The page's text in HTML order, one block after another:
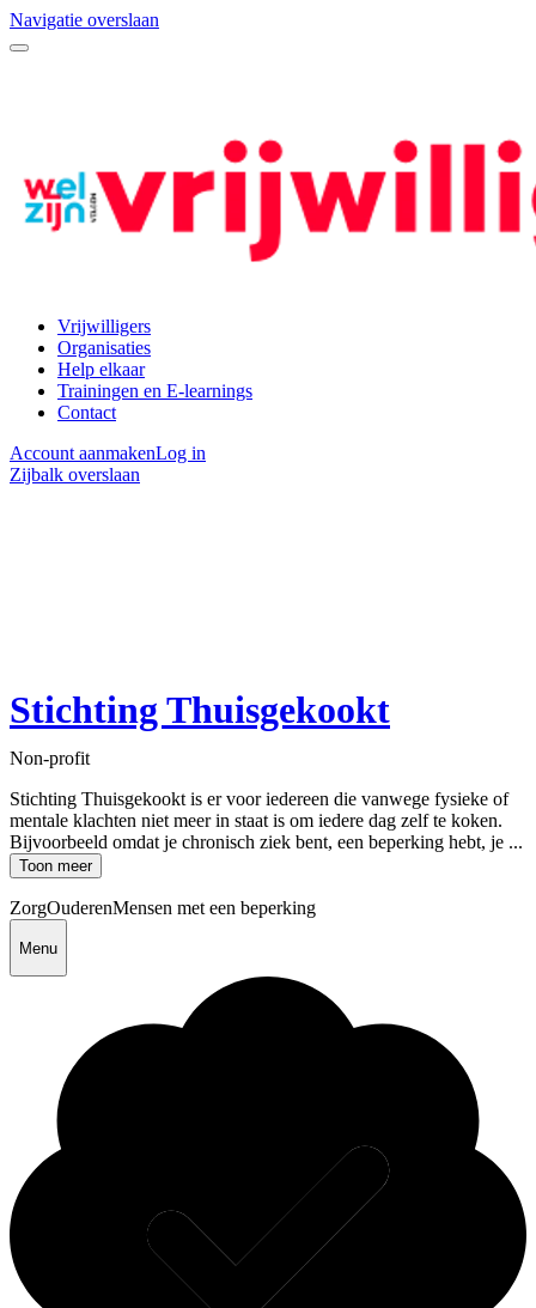
Navigatie overslaan
Vrijwilligers
Organisaties
Help elkaar
Trainingen en E-learnings
Contact
Account aanmakenLog in
Zijbalk overslaan
Stichting Thuisgekookt
Non-profit
Stichting Thuisgekookt is er voor iedereen die vanwege fysieke of
mentale klachten niet meer in staat is om iedere dag zelf te koken.
Bijvoorbeeld omdat je chronisch ziek bent, een beperking hebt, je ...
Toon meer
ZorgOuderenMensen met een beperking
Menu